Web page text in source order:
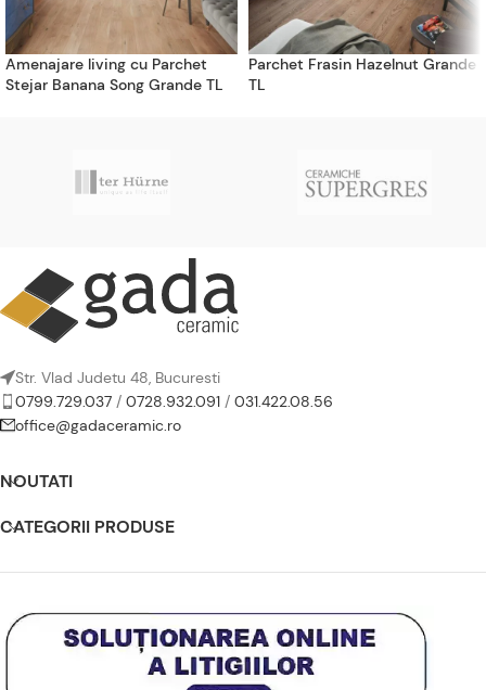
Amenajare living cu Parchet
Stejar Banana Song Grande TL
Parchet Frasin Hazelnut Grande
TL
Str. Vlad Judetu 48, Bucuresti
0799.729.037 / 0728.932.091 / 031.422.08.56
office@gadaceramic.ro
NOUTATI
CATEGORII PRODUSE